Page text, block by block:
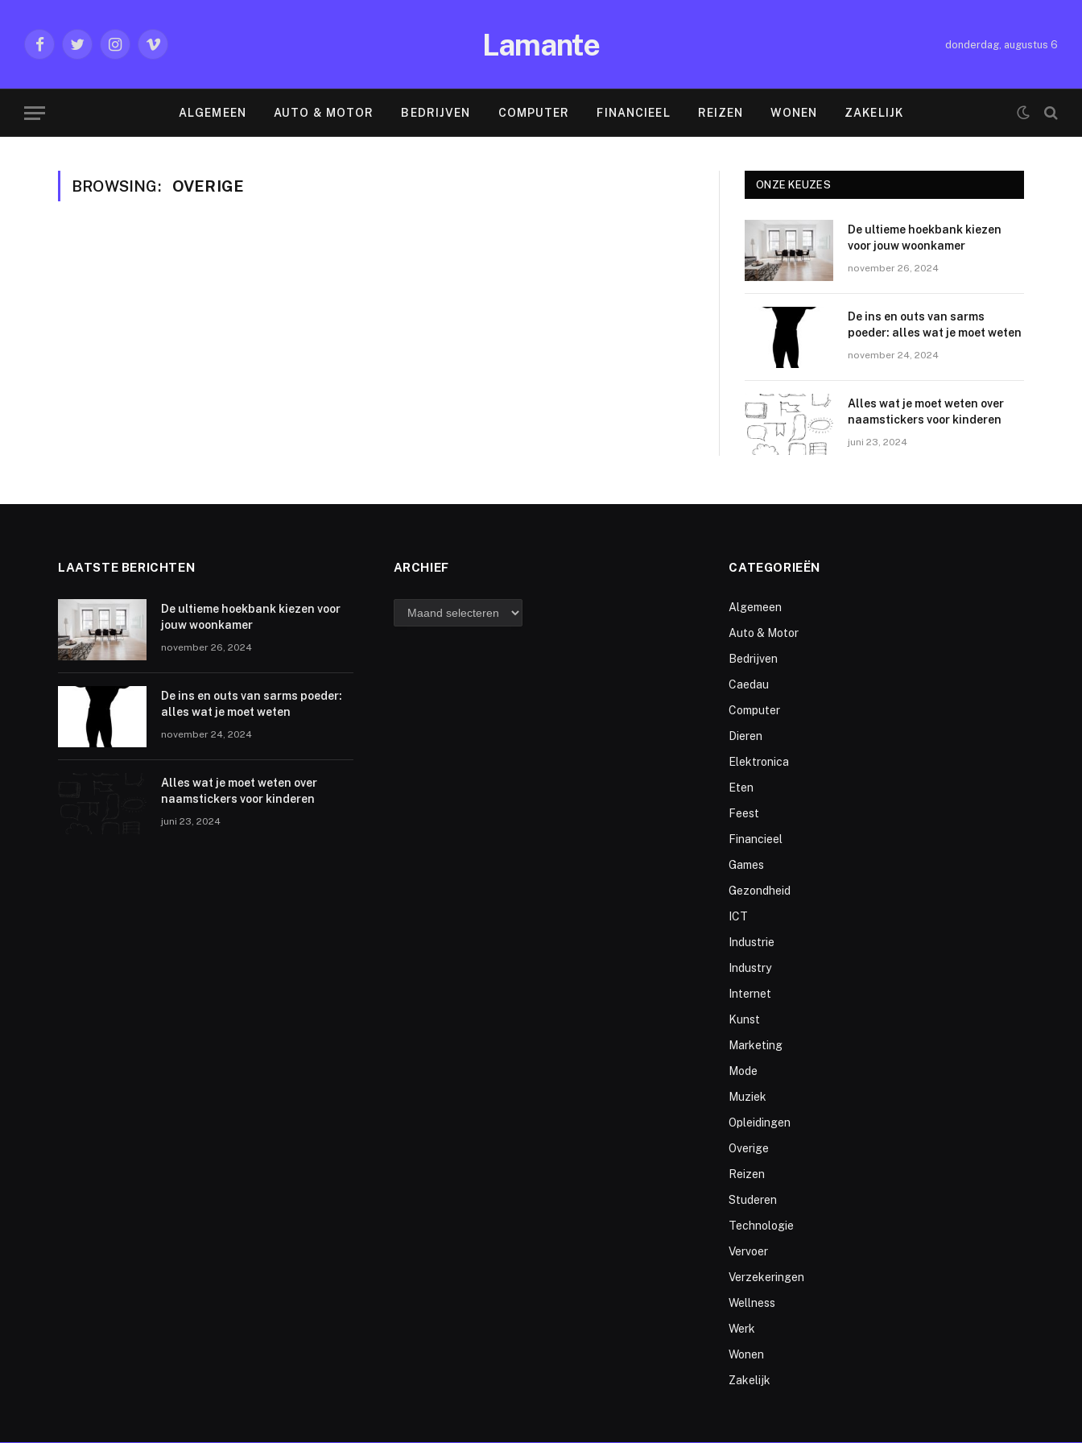
FacebookTwitterInstagramVimeo Lamante donderdag, augustus 6
ALGEMEEN AUTO & MOTOR BEDRIJVEN COMPUTER FINANCIEEL REIZEN WONEN ZAKELIJK
BROWSING: OVERIGE ONZE KEUZES
De ultieme hoekbank kiezen
voor jouw woonkamer
november 26, 2024
De ins en outs van sarms
poeder: alles wat je moet weten
november 24, 2024
Alles wat je moet weten over
naamstickers voor kinderen
juni 23, 2024
LAATSTE BERICHTEN
De ultieme hoekbank kiezen voor
jouw woonkamer
november 26, 2024
De ins en outs van sarms poeder:
alles wat je moet weten
november 24, 2024
Alles wat je moet weten over
naamstickers voor kinderen
juni 23, 2024
ARCHIEF
archief
CATEGORIEËN
Algemeen
Auto & Motor
Bedrijven
Caedau
Computer
Dieren
Elektronica
Eten
Feest
Financieel
Games
Gezondheid
ICT
Industrie
Industry
Internet
Kunst
Marketing
Mode
Muziek
Opleidingen
Overige
Reizen
Studeren
Technologie
Vervoer
Verzekeringen
Wellness
Werk
Wonen
Zakelijk